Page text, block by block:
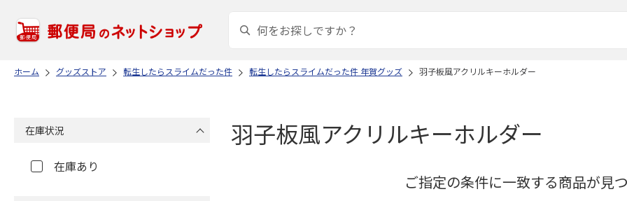
ホーム グッズストア 転生したらスライムだった件 転生したらスライムだった件 年賀グッズ 羽子板風アクリルキーホルダー
羽子板風アクリルキーホルダー
ご指定の条件に一致する商品が見
在庫状況
在庫あり